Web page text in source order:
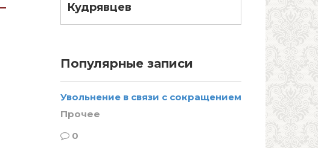
Кудрявцев
Популярные записи
Увольнение в связи с сокращением
Прочее
0